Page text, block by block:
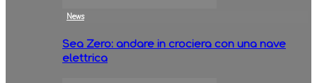
News
Sea Zero: andare in crociera con una nave
elettrica